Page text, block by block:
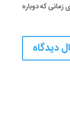
زمانی که دوباره